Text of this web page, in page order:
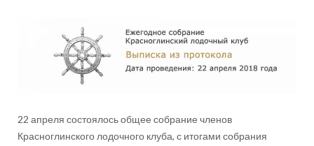
22 апреля состоялось общее собрание членов
Красноглинского лодочного клуба, с итогами собрания